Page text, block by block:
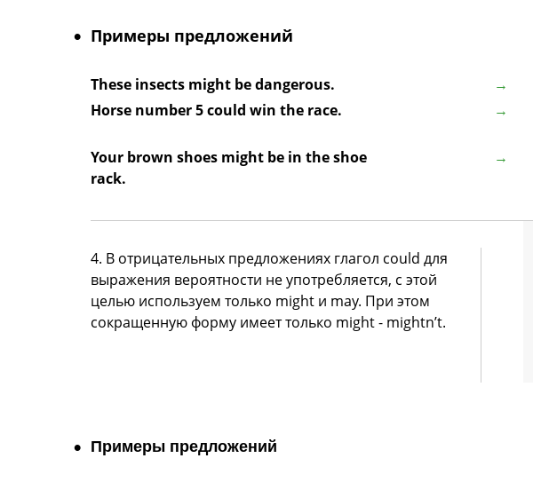
Примеры предложений
These insects might be dangerous.
Horse number 5 could win the race.
Your brown shoes might be in the shoe
rack.
4. В отрицательных предложениях глагол could для
выражения вероятности не употребляется, с этой
целью используем только might и may. При этом
сокращенную форму имеет только might - mightn’t.
Примеры предложений